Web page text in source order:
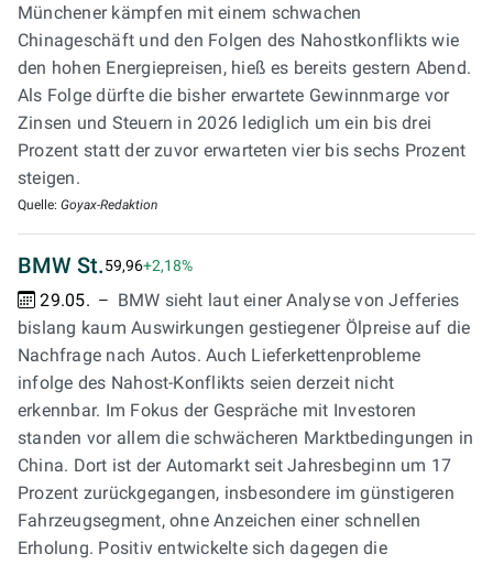
Münchener kämpfen mit einem schwachen
Chinageschäft und den Folgen des Nahostkonflikts wie
den hohen Energiepreisen, hieß es bereits gestern Abend.
Als Folge dürfte die bisher erwartete Gewinnmarge vor
Zinsen und Steuern in 2026 lediglich um ein bis drei
Prozent statt der zuvor erwarteten vier bis sechs Prozent
steigen.
Quelle: Goyax-Redaktion
BMW St.59,96+2,18%
29.05.
BMW sieht laut einer Analyse von Jefferies
bislang kaum Auswirkungen gestiegener Ölpreise auf die
Nachfrage nach Autos. Auch Lieferkettenprobleme
infolge des Nahost-Konflikts seien derzeit nicht
erkennbar. Im Fokus der Gespräche mit Investoren
standen vor allem die schwächeren Marktbedingungen in
China. Dort ist der Automarkt seit Jahresbeginn um 17
Prozent zurückgegangen, insbesondere im günstigeren
Fahrzeugsegment, ohne Anzeichen einer schnellen
Erholung. Positiv entwickelte sich dagegen die